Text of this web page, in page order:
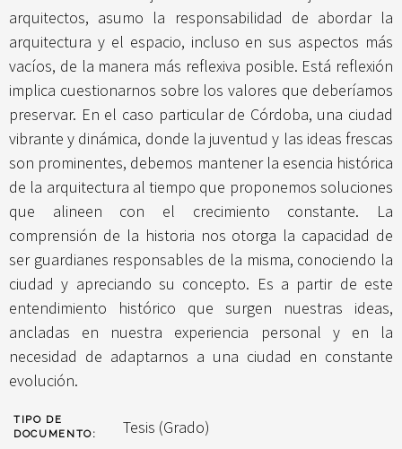
arquitectos, asumo la responsabilidad de abordar la
arquitectura y el espacio, incluso en sus aspectos más
vacíos, de la manera más reflexiva posible. Está reflexión
implica cuestionarnos sobre los valores que deberíamos
preservar. En el caso particular de Córdoba, una ciudad
vibrante y dinámica, donde la juventud y las ideas frescas
son prominentes, debemos mantener la esencia histórica
de la arquitectura al tiempo que proponemos soluciones
que alineen con el crecimiento constante. La
comprensión de la historia nos otorga la capacidad de
ser guardianes responsables de la misma, conociendo la
ciudad y apreciando su concepto. Es a partir de este
entendimiento histórico que surgen nuestras ideas,
ancladas en nuestra experiencia personal y en la
necesidad de adaptarnos a una ciudad en constante
evolución.
TIPO DE
DOCUMENTO:
Tesis (Grado)